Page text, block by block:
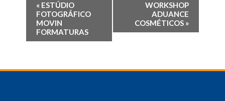
« ESTÚDIO
FOTOGRÁFICO
MOVIN
FORMATURAS
WORKSHOP
ADUANCE
COSMÉTICOS »